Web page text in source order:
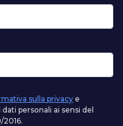
sulla privacy e
personali ai sensi del
2016.